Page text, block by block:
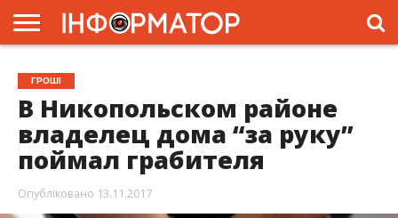
ГОЛОВНА
ЖИТТЯ
ВЛАДА
ГРОШІ
ТРЕШ
ПРЕС-
РЕЛІЗИ
РЕКЛАМА
ПРОЕКТИ
ГРОШІ
В Никопольском районе
владелец дома “за руку”
поймал грабителя
Опубліковано 13.11.2017